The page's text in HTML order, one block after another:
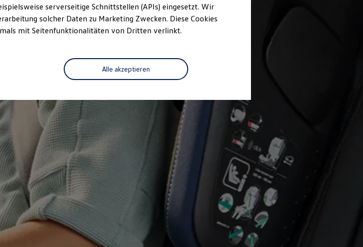
serverseitige Schnittstellen (APIs) eingesetzt. Wir
solcher Daten zu Marketing Zwecken. Diese Cookies
mit Seitenfunktionalitäten von Dritten verlinkt.
Alle akzeptieren